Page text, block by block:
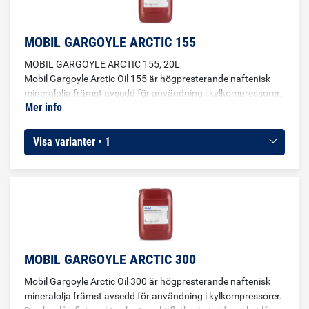
viskositetskrav från många olika typer av utrustningar och
MOBIL GARGOYLE ARCTIC 155
MOBIL GARGOYLE ARCTIC 155, 20L
Mobil Gargoyle Arctic Oil 155 är högpresterande naftenisk
mineralolja främst avsedd för användning i kylkompressorer.
Den har låg flytpunkt och utmärkt flytbarhet vid mycket låga
Följaktligen hjälper användningen av denna Mobil Gargoyle
Arctic 155 till att säkerställa att förångarrören hålls rena för
och lämpar sig både för cylinder- och lagersmörjning.
Mer info
Visa varianter • 1
MOBIL GARGOYLE ARCTIC 300
Mobil Gargoyle Arctic Oil 300 är högpresterande naftenisk
mineralolja främst avsedd för användning i kylkompressorer.